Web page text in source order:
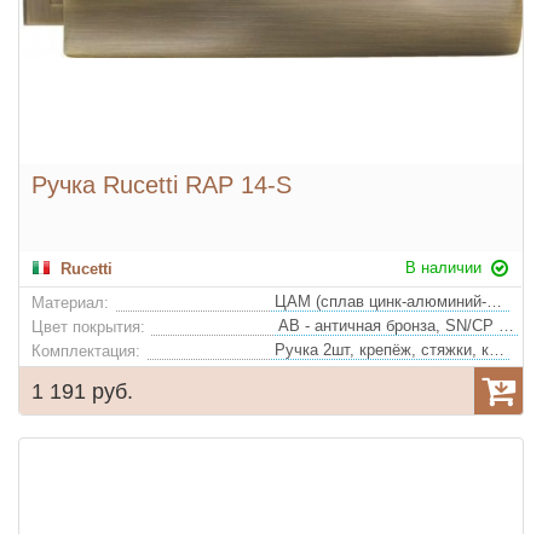
Ручка Rucetti RAP 14-S
Rucetti
В наличии
Материал:
ЦАМ (сплав цинк-алюминий-медь)
Цвет покрытия:
AB - античная бронза, SN/CP - белый никель/полированный хром
Комплектация:
Ручка 2шт, крепёж, стяжки, квадрат
1 191 руб.